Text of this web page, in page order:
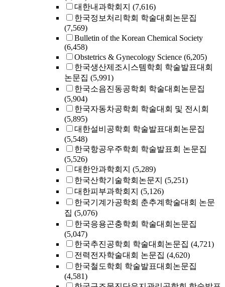
대한내과학회지 (7,616)
한국정보처리학회 학술대회논문집
(7,569)
Bulletin of the Korean Chemical Society
(6,458)
Obstetrics & Gynecology Science (6,205)
한국생산제조시스템학회 학술발표대회
논문집 (5,991)
한국소음진동공학회 학술대회논문집
(5,904)
한국자동차공학회 학술대회 및 전시회
(5,895)
대한설비공학회 학술발표대회논문집
(5,548)
한국항공우주학회 학술발표회 논문집
(5,526)
대한안과학회지 (5,289)
한국산학기술학회논문지 (5,251)
대한피부과학회지 (5,126)
한국기계가공학회 춘추계학술대회 논문
집 (5,076)
한국응용곤충학회 학술대회논문집
(5,047)
한국추진공학회 학술대회논문집 (4,721)
전력전자학술대회 논문집 (4,620)
한국철도학회 학술발표대회논문집
(4,581)